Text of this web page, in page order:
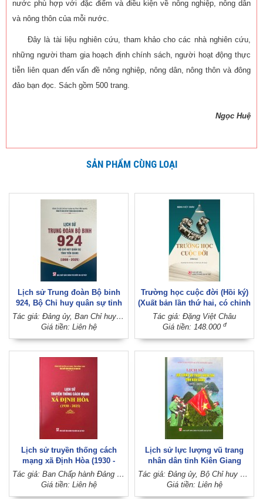
nước phù hợp với đặc điểm và điều kiện về nông nghiệp, nông dân
và nông thôn của mỗi nước.
Đây là tài liệu nghiên cứu, tham khảo cho các nhà nghiên cứu,
những người tham gia hoạch định chính sách, người hoạt động thực
tiễn liên quan đến vấn đề nông nghiệp, nông dân, nông thôn và đông
đảo bạn đọc. Sách gồm 500 trang.
Ngọc Huệ
SẢN PHẨM CÙNG LOẠI
Lịch sử Trung đoàn Bộ binh
924, Bộ Chỉ huy quân sự tỉnh
Tiền Giang (1988 - 2025) Tác giả: Đảng ủy, Ban Chỉ huy Trung đoàn Bộ binh 924 (Đảng ủy, Bộ Chỉ huy quân sự tỉnh Tiền Giang)
Giá tiền: Liên hệ
Trường học cuộc đời (Hồi ký)
(Xuất bản lần thứ hai, có chỉnh
sửa, bổ sung)
Tác giả: Đặng Việt Châu
Giá tiền: 148.000 đ
Lịch sử truyền thống cách
mạng xã Định Hòa (1930 -
2025)
Tác giả: Ban Chấp hành Đảng bộ xã Định Hòa (Đảng bộ huyện Lai Vung, tỉnh Đồng Tháp)
Giá tiền: Liên hệ
Lịch sử lực lượng vũ trang
nhân dân tỉnh Kiên Giang
(1975 - 2025)
Tác giả: Đảng ủy, Bộ Chỉ huy Quân sự tỉnh Kiên Giang
Giá tiền: Liên hệ